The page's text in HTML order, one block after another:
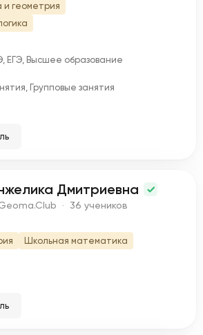
геометрия
ЕГЭ, Высшее образование
Групповые занятия
Дмитриевна
· 36 учеников
Школьная математика